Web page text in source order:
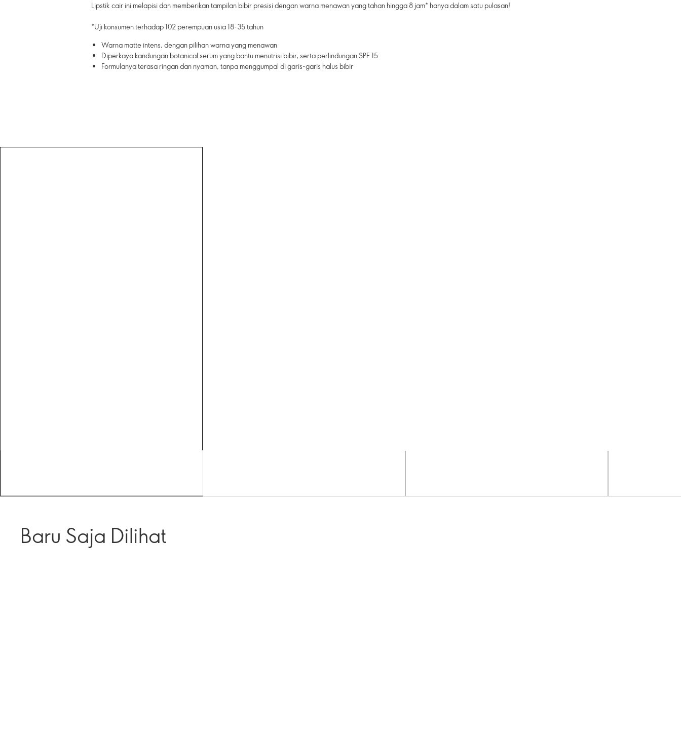
Lipstik cair ini melapisi dan memberikan tampilan bibir presisi dengan warna menawan yang tahan hingga 8 jam* hanya dalam satu pulasan!
*Uji konsumen terhadap 102 perempuan usia 18-35 tahun
Warna matte intens, dengan pilihan warna yang menawan
Diperkaya kandungan botanical serum yang bantu menutrisi bibir, serta perlindungan SPF 15
Formulanya terasa ringan dan nyaman, tanpa menggumpal di garis-garis halus bibir
Baru Saja Dilihat